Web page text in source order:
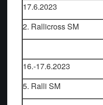
17.6.2023
2. Rallicross SM
16.-17.6.2023
5. Ralli SM